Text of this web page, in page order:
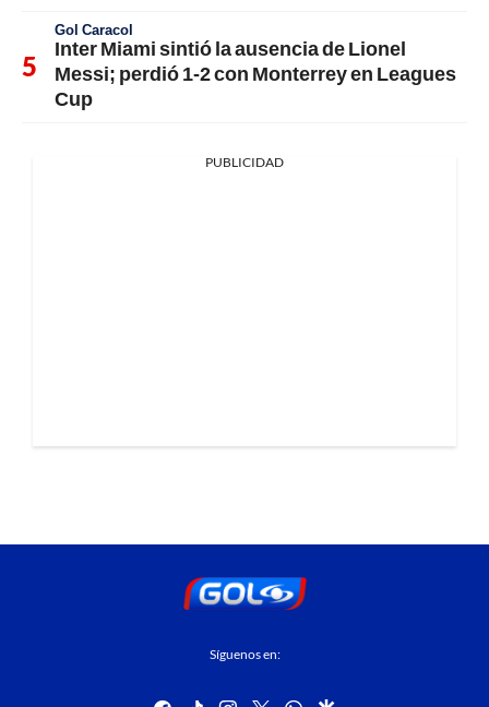
Gol Caracol
Inter Miami sintió la ausencia de Lionel
Messi; perdió 1-2 con Monterrey en Leagues
Cup
PUBLICIDAD
Síguenos en: